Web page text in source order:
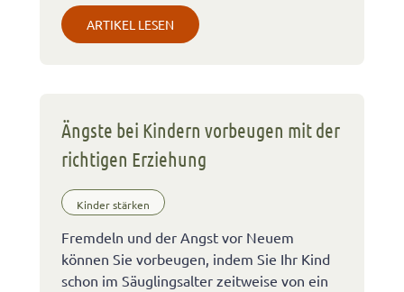
ARTIKEL LESEN
Ängste bei Kindern vorbeugen mit der
richtigen Erziehung
Kinder stärken
Fremdeln und der Angst vor Neuem
können Sie vorbeugen, indem Sie Ihr Kind
schon im Säuglingsalter zeitweise von ein